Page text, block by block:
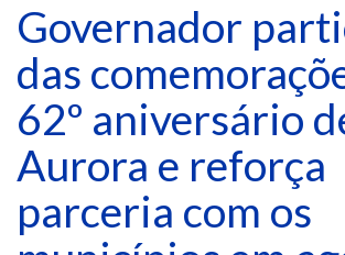
Governador
das
62º aniversário
Aurora e reforça
parceria com os